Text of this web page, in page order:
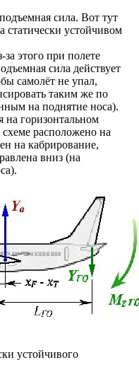
сила. Вот тут
статически устойчивом
этого при полете
сила действует
самолёт не упал,
таким же по
на поднятие носа).
на горизонтальном
расположено на
на кабрирование,
вниз (на
устойчивого